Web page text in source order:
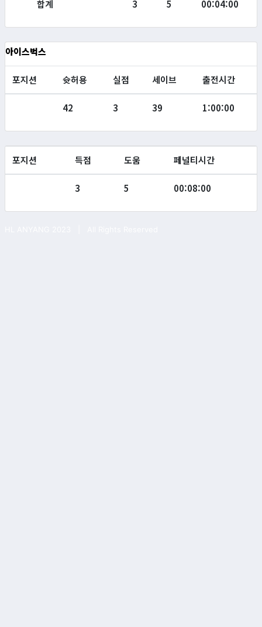
합계 3 5 00:04:00
아이스벅스
포지션 슛허용 실점 세이브 출전시간
42 3 39 1:00:00
포지션 득점 도움 페널티시간
3 5 00:08:00